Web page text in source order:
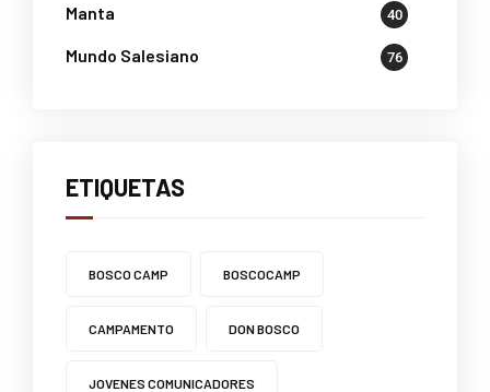
Manta 40
Mundo Salesiano 76
ETIQUETAS
BOSCO CAMP BOSCOCAMP
CAMPAMENTO DON BOSCO
JOVENES COMUNICADORES